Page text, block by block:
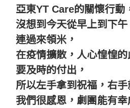
亞東YT Care的關懷行動
沒想到今天從早上到下
連過來領米，
在疫情擴散，人心惶惶
要及時的付出，
所以左手拿到祝福，右手
我們很感恩，劇團能有幸